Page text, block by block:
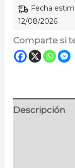
Fecha
12/08/2026
Comparte si
Descripción